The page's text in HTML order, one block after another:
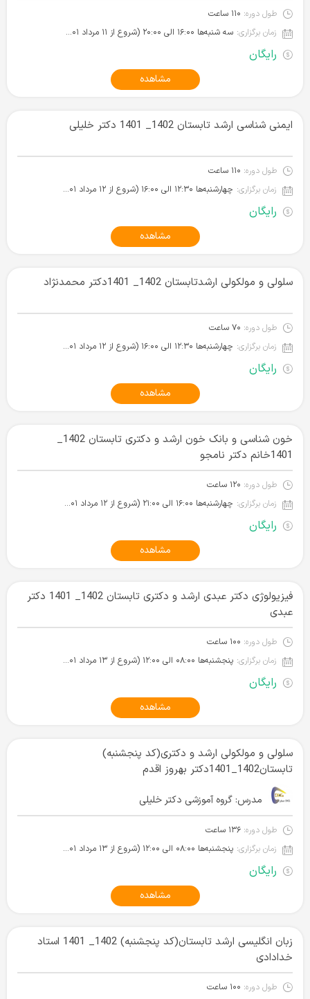
طول دوره: ۱۱۰ ساعت
زمان برگزاری:
سه شنبه‌ها ۱۶:۰۰ الی ۲۰:۰۰ (شروع از ۱۱ مرداد ۱۴۰۱)
رایگان
مشاهده
ایمنی شناسی ارشد تابستان 1402_ 1401 دکتر خلیلی
طول دوره: ۱۱۰ ساعت
زمان برگزاری:
چهارشنبه‌ها ۱۲:۳۰ الی ۱۶:۰۰ (شروع از ۱۲ مرداد ۱۴۰۱)
رایگان
مشاهده
سلولی و مولکولی ارشدتابستان 1402_ 1401دکتر محمدنژاد
طول دوره: ۷۰ ساعت
زمان برگزاری:
چهارشنبه‌ها ۱۲:۳۰ الی ۱۶:۰۰ (شروع از ۱۲ مرداد ۱۴۰۱)
رایگان
مشاهده
خون شناسی و بانک خون ارشد و دکتری تابستان 1402_
1401خانم دکتر نامجو
طول دوره: ۱۲۰ ساعت
زمان برگزاری:
چهارشنبه‌ها ۱۶:۰۰ الی ۲۱:۰۰ (شروع از ۱۲ مرداد ۱۴۰۱)
رایگان
مشاهده
فیزیولوژی دکتر عبدی ارشد و دکتری تابستان 1402_ 1401 دکتر
عبدی
طول دوره: ۱۰۰ ساعت
زمان برگزاری:
پنجشنبه‌ها ۰۸:۰۰ الی ۱۲:۰۰ (شروع از ۱۳ مرداد ۱۴۰۱)
رایگان
مشاهده
سلولی و مولکولی ارشد و دکتری(کد پنجشنبه)
تابستان1402_1401دکتر بهروز اقدم
مدرس: گروه آموزشی دکتر خلیلی
طول دوره: ۱۳۶ ساعت
زمان برگزاری:
پنجشنبه‌ها ۰۸:۰۰ الی ۱۲:۰۰ (شروع از ۱۳ مرداد ۱۴۰۱)
رایگان
مشاهده
زبان انگلیسی ارشد تابستان(کد پنجشنبه) 1402_ 1401 استاد
خدادادی
طول دوره: ۱۰۰ ساعت